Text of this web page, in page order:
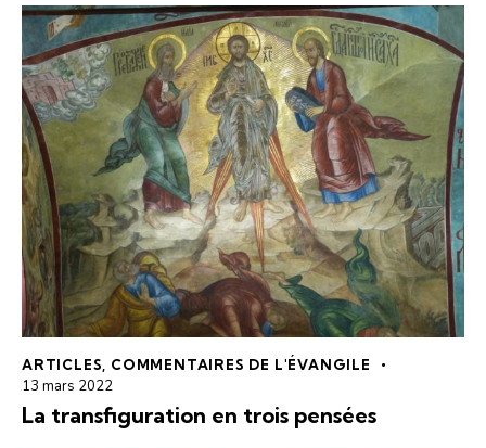
ARTICLES COMMENTAIRES DE L'ÉVANGILE
13 mars 2022
La transfiguration en trois pensées